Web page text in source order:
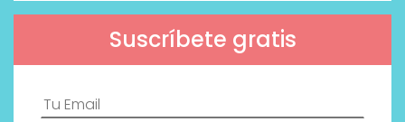
Suscríbete gratis